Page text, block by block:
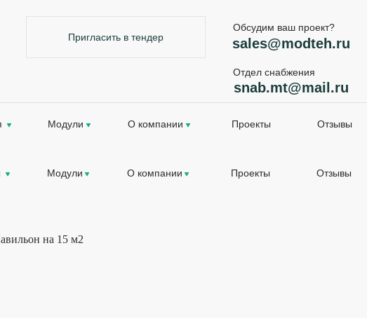
Обсудим ваш проект?
Пригласить в тендер
sales@modteh.ru
snab.mt@mail.ru
Отдел снабжения
Модули О компании Проекты Отзывы
Модули О компании Проекты Отзывы
на 15 м2